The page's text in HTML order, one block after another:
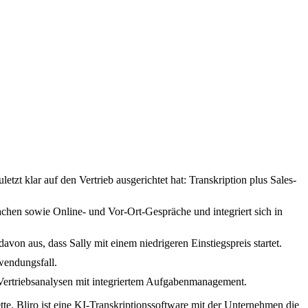
klar auf den Vertrieb ausgerichtet hat: Transkription plus Sales-
sowie Online- und Vor-Ort-Gespräche und integriert sich in
aus, dass Sally mit einem niedrigeren Einstiegspreis startet.
mit integriertem Aufgabenmanagement.
Bliro ist eine KI-Transkriptionssoftware mit der Unternehmen die